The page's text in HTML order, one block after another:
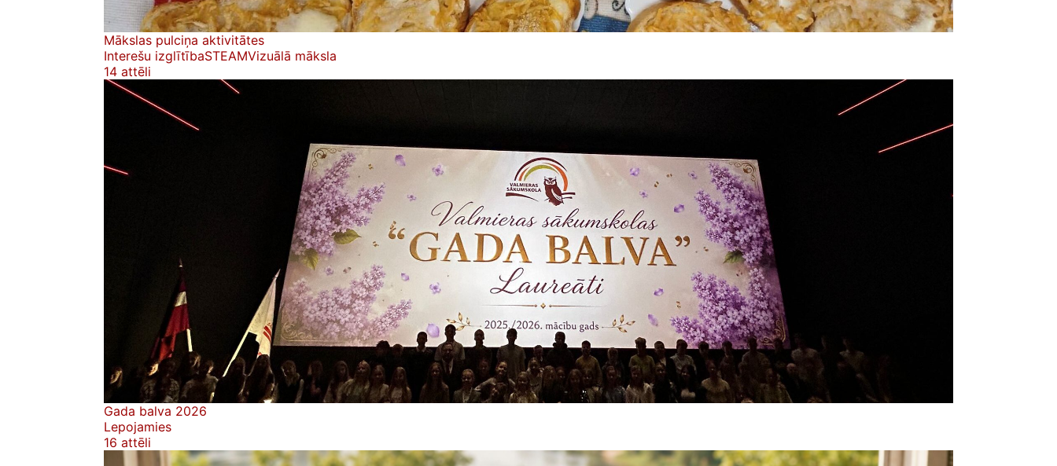
Mākslas pulciņa aktivitātes
Interešu izglītībaSTEAMVizuālā māksla
14 attēli
Gada balva 2026
Lepojamies
16 attēli